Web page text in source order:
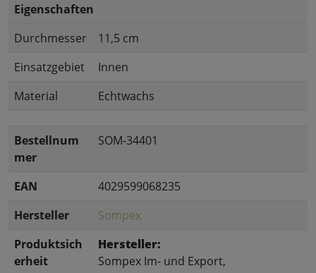
Eigenschaften
Durchmesser
11,5 cm
Einsatzgebiet
Innen
Material
Echtwachs
Bestellnum
mer
SOM-34401
EAN
4029599068235
Hersteller
Sompex
Produktsich
erheit
Hersteller:
Sompex Im- und Export,